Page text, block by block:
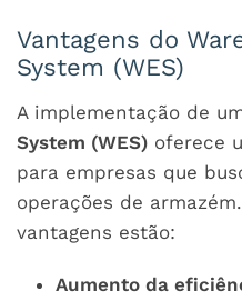
Vantagens do
System (WES)
A implementação de
System (WES) oferece
para empresas que
operações de
vantagens estão:
Aumento da